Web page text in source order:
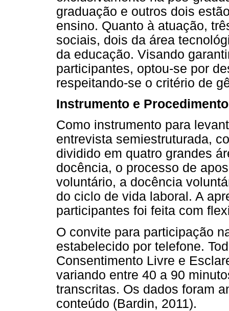
graduação e outros dois
ensino. Quanto à atuação,
sociais, dois da área
da educação. Visando
participantes, optou-se por
respeitando-se o critério de
Instrumento e
Como instrumento para
entrevista semiestruturada,
dividido em quatro grandes
docência, o processo de
voluntário, a docência
do ciclo de vida laboral. A
participantes foi feita com
O convite para participação
estabelecido por telefone.
Consentimento Livre e
variando entre 40 a 90
transcritas. Os dados foram
conteúdo (Bardin, 2011).